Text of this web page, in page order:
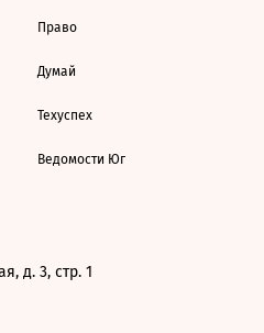
Право
Думай
Техуспех
Ведомости Юг
д. 3, стр. 1